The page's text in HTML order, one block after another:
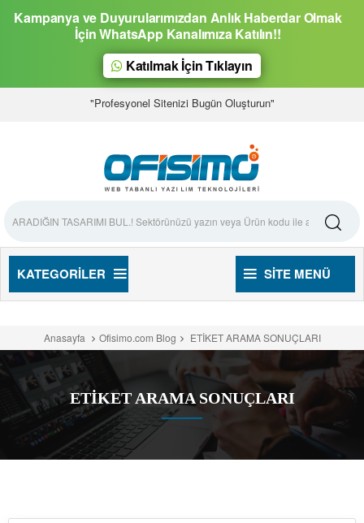
Kampanya ve Duyurularımızdan Anlık Haberdar Olmak
İçin WhatsApp Kanalımıza Katılın!!
Katılmak İçin Tıklayın
"Profesyonel Sitenizi Bugün Oluşturun"
KATEGORILER SITE MENÜ
Anasayfa Ofisimo.com Blog ETİKET ARAMA SONUÇLARI
ETİKET ARAMA SONUÇLARI